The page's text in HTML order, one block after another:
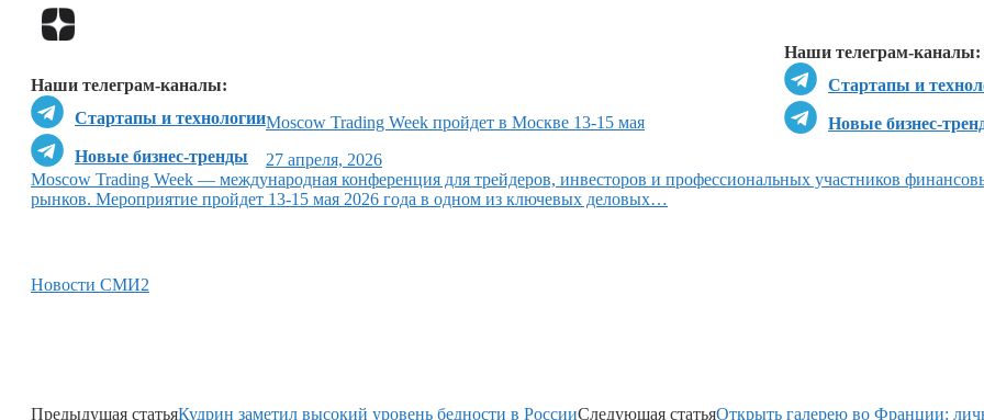
Наши телеграм-каналы:
Стартапы и
Новые бизнес-
Наши телеграм-каналы:
Стартапы и технологии
Новые бизнес-тренды
Moscow Trading Week пройдет в Москве 13-15 мая
27 апреля, 2026
Moscow Trading Week — международная конференция для трейдеров, инвесторов и профессиональных участников
рынков. Мероприятие пройдет 13-15 мая 2026 года в одном из ключевых деловых…
Новости СМИ2
Предыдущая статьяКудрин заметил высокий уровень бедности в РоссииСледующая статьяОткрыть галерею во Франции: